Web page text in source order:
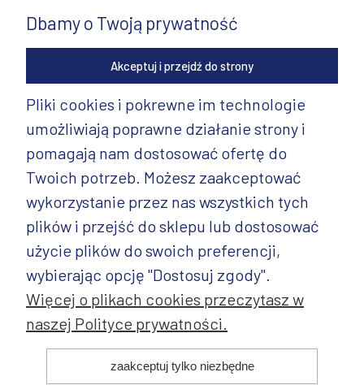
INFORMACJE
PRODUKTY CD.
POZOSTAŁE
Dbamy o Twoją prywatność
Akceptuj i przejdź do strony
Pliki cookies i pokrewne im technologie
umożliwiają poprawne działanie strony i
pomagają nam dostosować ofertę do
Twoich potrzeb. Możesz zaakceptować
wykorzystanie przez nas wszystkich tych
plików i przejść do sklepu lub dostosować
użycie plików do swoich preferencji,
wybierając opcję "Dostosuj zgody".
Więcej o plikach cookies przeczytasz w
naszej Polityce prywatności.
zaakceptuj tylko niezbędne